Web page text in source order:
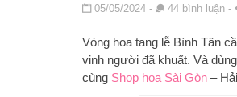
Đăng ngày
05/05/2024 - 44 bình luận -
Vòng hoa tang lễ Bình Tân
vinh người đã khuất. Và
cùng Shop hoa Sài Gòn –